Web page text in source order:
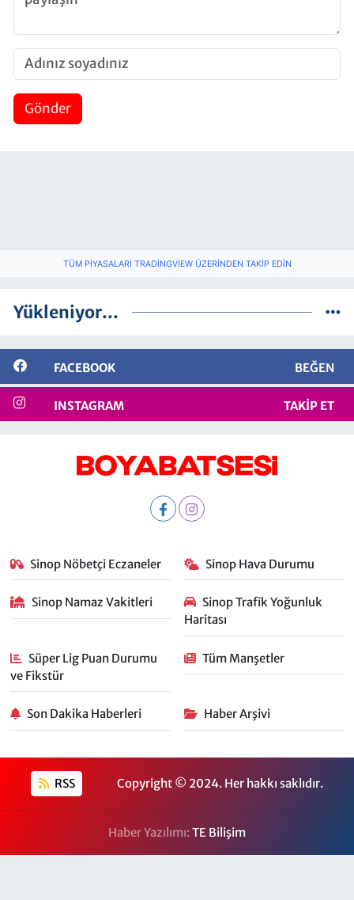
Gönder
TÜM PIYASALARI TRADINGVIEW ÜZERINDEN TAKIP EDIN
Yükleniyor...
FACEBOOK BEĞEN
INSTAGRAM TAKIP ET
Sinop Nöbetçi Eczaneler Sinop Hava Durumu
Sinop Namaz Vakitleri
Sinop Trafik Yoğunluk
Haritası
Süper Lig Puan Durumu
ve Fikstür
Tüm Manşetler
Son Dakika Haberleri Haber Arşivi
RSS Copyright © 2024. Her hakkı saklıdır.
Haber Yazılımı:TE Bilişim